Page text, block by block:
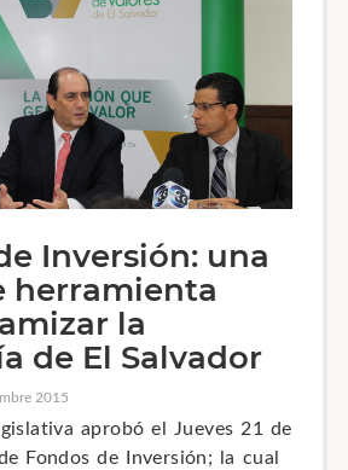
Inversión: una
herramienta
la
de El Salvador
2015
aprobó el Jueves 21 de
Fondos de Inversión; la cual